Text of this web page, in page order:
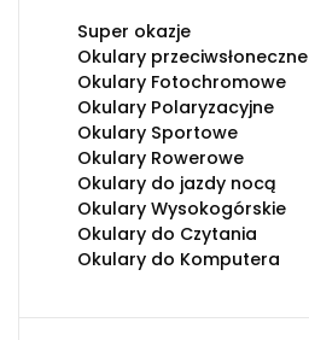
Super okazje
Okulary przeciwsłoneczne
Okulary Fotochromowe
Okulary Polaryzacyjne
Okulary Sportowe
Okulary Rowerowe
Okulary do jazdy nocą
Okulary Wysokogórskie
Okulary do Czytania
Okulary do Komputera